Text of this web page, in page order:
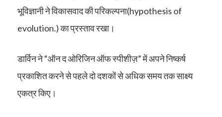
भूविज्ञानी ने विकासवाद की परिकल्पना(hypothesis of
evolution.) का प्रस्ताव रखा।
डार्विन ने “ऑन द ओरिजिन ऑफ स्पीशीज़” में अपने निष्कर्ष
प्रकाशित करने से पहले दो दशकों से अधिक समय तक साक्ष्य
एकत्र किए।